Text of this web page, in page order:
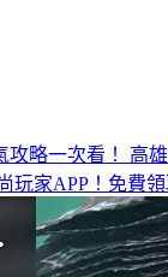
攻略一次看！ 高
玩家APP！免費